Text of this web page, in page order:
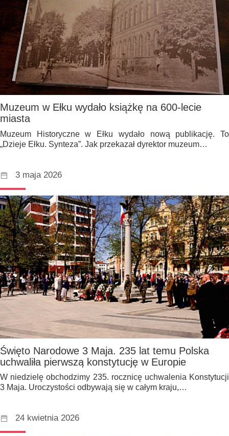
Muzeum w Ełku wydało książkę na 600-lecie
miasta
Muzeum Historyczne w Ełku wydało nową publikację. To
„Dzieje Ełku. Synteza”. Jak przekazał dyrektor muzeum…
3 maja 2026
Święto Narodowe 3 Maja. 235 lat temu Polska
uchwaliła pierwszą konstytucję w Europie
W niedzielę obchodzimy 235. rocznicę uchwalenia Konstytucji
3 Maja. Uroczystości odbywają się w całym kraju,…
24 kwietnia 2026